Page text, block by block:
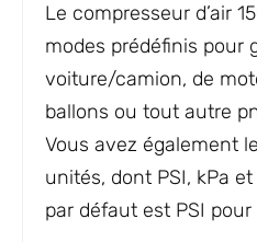
Le compresseur d’air
modes prédéfinis pour
voiture/camion, de
ballons ou tout autre
Vous avez également
unités, dont PSI, kPa
par défaut est PSI